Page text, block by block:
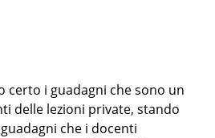
certo i guadagni che sono un
delle lezioni private, stando
che i docenti